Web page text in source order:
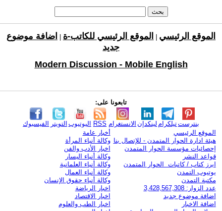
الموقع الرئيسي الموقع الرئيسي للكاتب-ة
اضافة موضوع
جديد
Modern Discussion - Mobile English
تابعونا على:
الفيسبوك التويتر اليوتيوب RSS الانستغرام لينكدإن تيلكرامبنترست
الموقع الرئيسي
هيئة ادارة الحوار المتمدن - للإتصال بنا
إحصائيات مؤسسة الحوار المتمدن
قواعد النشر
ابرز كتاب / كاتبات الحوار المتمدن
يوتيوب التمدن
مكتبة التمدن
عدد الزوار: 3,428,567,308
اضافة موضوع جديد
اضافة الاخبار
أخبار عامة
وكالة أنباء المرأة
اخبار الأدب والفن
وكالة أنباء اليسار
وكالة أنباء العلمانية
وكالة أنباء العمال
وكالة أنباء حقوق الإنسان
اخبار الرياضة
اخبار الاقتصاد
اخبار الطب والعلوم